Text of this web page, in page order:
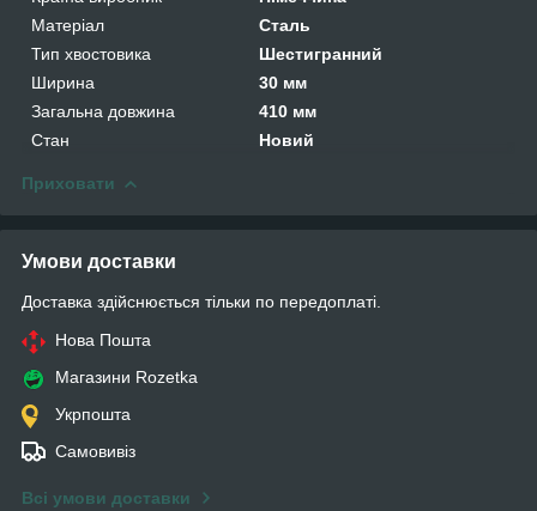
Матеріал
Сталь
Тип хвостовика
Шестигранний
Ширина
30 мм
Загальна довжина
410 мм
Стан
Новий
Приховати
Умови доставки
Доставка здійснюється тільки по передоплаті.
Нова Пошта
Магазини Rozetka
Укрпошта
Самовивіз
Всі умови доставки